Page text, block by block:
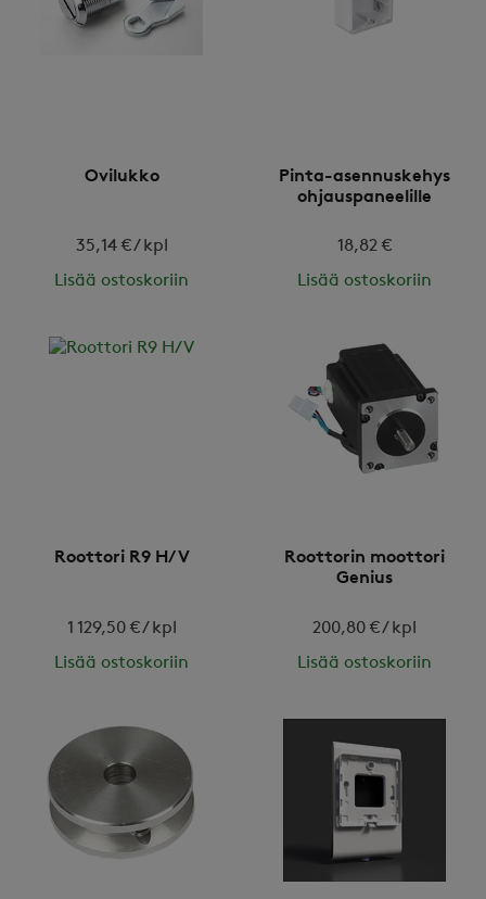
Ovilukko
35,14 € / kpl
Lisää ostoskoriin
Pinta-asennuskehys
ohjauspaneelille
18,82 €
Lisää ostoskoriin
Roottori R9 H/V
1 129,50 € / kpl
Lisää ostoskoriin
Roottorin moottori
Genius
200,80 € / kpl
Lisää ostoskoriin